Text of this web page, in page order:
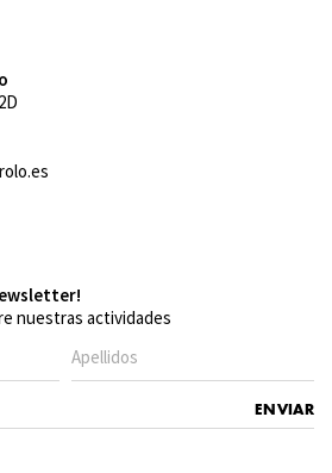
nuestras actividades